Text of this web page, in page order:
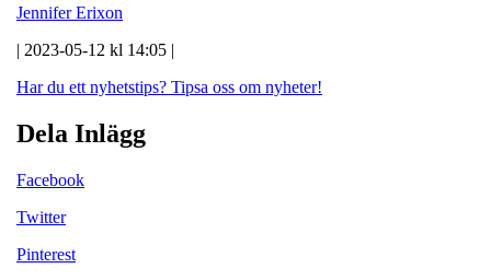
Jennifer Erixon
| 2023-05-12 kl 14:05 |
Har du ett nyhetstips? Tipsa oss om nyheter!
Dela Inlägg
Facebook
Twitter
Pinterest